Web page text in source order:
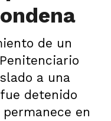
de un
a una
detenido
en